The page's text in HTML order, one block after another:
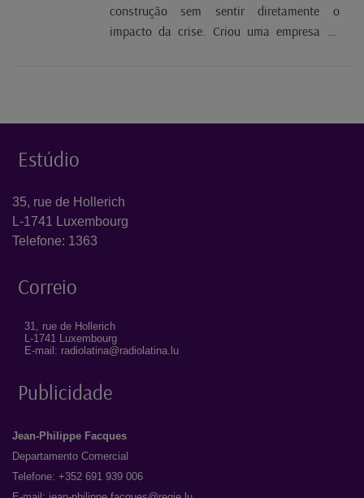
construção sem sentir diretamente o
impacto da crise. Criou uma empresa de
Estúdio
35, rue de Hollerich
L-1741 Luxembourg
Telefone: 1363
Correio
31, rue de Hollerich
L-1741 Luxembourg
E-mail: radiolatina@radiolatina.lu
Publicidade
Jean-Philippe Facques
Departamento Comercial
Telefone: +352 691 939 006